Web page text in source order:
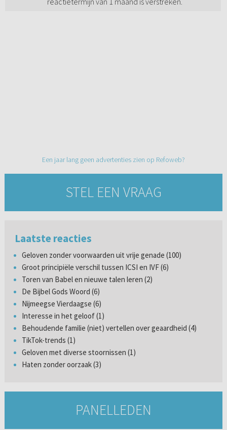
Een jaar lang geen advertenties zien op Refoweb?
STEL EEN VRAAG
Laatste reacties
Geloven zonder voorwaarden uit vrije genade (100)
Groot principiële verschil tussen ICSI en IVF (6)
Toren van Babel en nieuwe talen leren (2)
De Bijbel Gods Woord (6)
Nijmeegse Vierdaagse (6)
Interesse in het geloof (1)
Behoudende familie (niet) vertellen over geaardheid (4)
TikTok-trends (1)
Geloven met diverse stoornissen (1)
Haten zonder oorzaak (3)
PANELLEDEN